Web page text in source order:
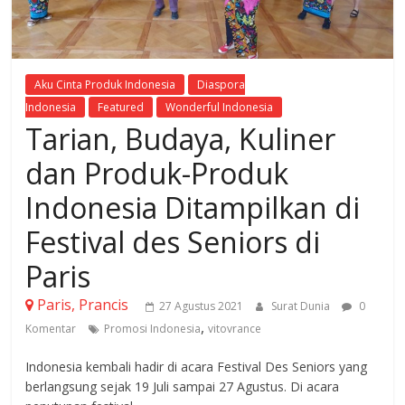
Aku Cinta Produk Indonesia
Diaspora
Indonesia
Featured Wonderful Indonesia
Tarian, Budaya, Kuliner
dan Produk-Produk
Indonesia Ditampilkan di
Festival des Seniors di
Paris
Paris, Prancis 27 Agustus 2021 Surat Dunia
0
Komentar
Promosi Indonesia,vitovrance
Indonesia kembali hadir di acara Festival Des Seniors yang
berlangsung sejak 19 Juli sampai 27 Agustus. Di acara